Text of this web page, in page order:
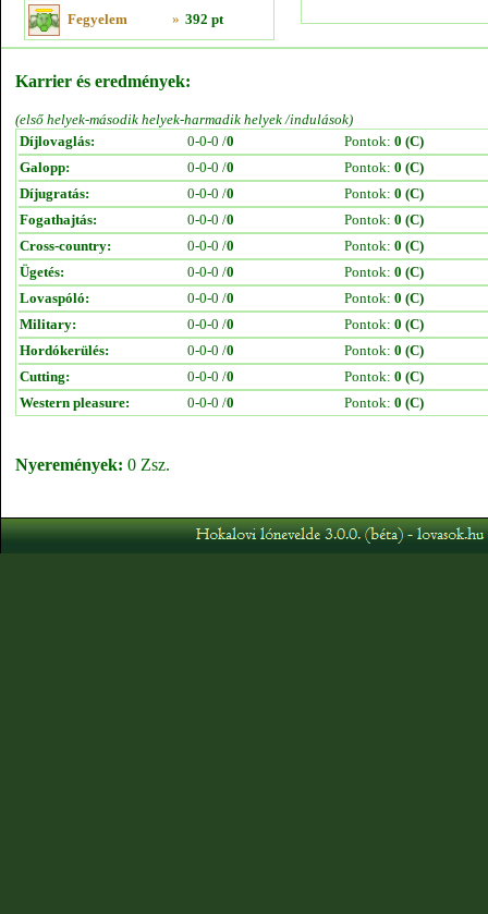
Fegyelem » 392 pt
Karrier és eredmények:
(első helyek-második helyek-harmadik helyek /indulások)
Díjlovaglás:
0-0-0 /0 Pontok: 0 (C)
Galopp:
0-0-0 /0 Pontok: 0 (C)
Díjugratás:
0-0-0 /0 Pontok: 0 (C)
Fogathajtás:
0-0-0 /0 Pontok: 0 (C)
Cross-country:
0-0-0 /0 Pontok: 0 (C)
Ügetés:
0-0-0 /0 Pontok: 0 (C)
Lovaspóló:
0-0-0 /0 Pontok: 0 (C)
Military:
0-0-0 /0 Pontok: 0 (C)
Hordókerülés:
0-0-0 /0 Pontok: 0 (C)
Cutting:
0-0-0 /0 Pontok: 0 (C)
Western pleasure:
0-0-0 /0 Pontok: 0 (C)
Nyeremények: 0 Zsz.